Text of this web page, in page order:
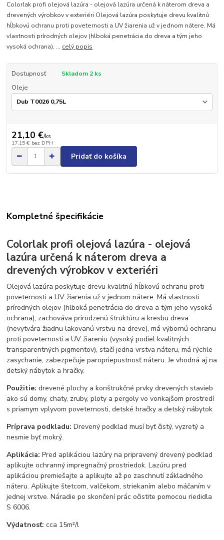
Colorlak profi olejová lazúra - olejová lazúra určená k náterom dreva a
drevených výrobkov v exteriéri Olejová lazúra poskytuje drevu kvalitnú
hĺbkovú ochranu proti poveternosti a UV žiarenia už v jednom nátere. Má
vlastnosti prírodných olejov (hlboká penetrácia do dreva a tým jeho
vysoká ochrana), ... celý popis
Dostupnosť
Skladom 2 ks
Oleje
21,10 €/ks
17,15 € bez DPH
Pridať do košíka
Kompletné špecifikácie
Colorlak profi olejová lazúra - olejová
lazúra určená k náterom dreva a
drevených výrobkov v exteriéri
Olejová lazúra poskytuje drevu kvalitnú hĺbkovú ochranu proti
poveternosti a UV žiarenia už v jednom nátere. Má vlastnosti
prírodných olejov (hlboká penetrácia do dreva a tým jeho vysoká
ochrana), zachováva prirodzenú štruktúru a kresbu dreva
(nevytvára žiadnu lakovanú vrstvu na dreve), má výbornú ochranu
proti poveternosti a UV žiareniu (vysoký podiel kvalitných
transparentných pigmentov), stačí jedna vrstva náteru, má rýchle
zasychanie, zabezpečuje paropriepustnosť náteru. Je vhodná aj na
detský nábytok a hračky.
Použitie: drevené plochy a konštrukčné prvky drevených stavieb
ako sú domy, chaty, zruby, ploty a pergoly vo vonkajšom prostredí
s priamym vplyvom poveternosti, detské hračky a detský nábytok
Príprava podkladu:Drevený podklad musí byť čistý, vyzretý a
nesmie byť mokrý.
Aplikácia:Pred aplikáciou lazúry na pripravený drevený podklad
aplikujte ochranný impregnačný prostriedok. Lazúru pred
aplikáciou premiešajte a aplikujte až po zaschnutí základného
náteru. Aplikujte štetcom, valčekom, striekaním alebo máčaním v
jednej vrstve. Náradie po skončení prác očistite pomocou riedidla
S 6006.
Výdatnosť:cca 15m²/l